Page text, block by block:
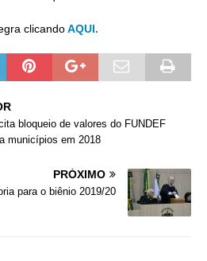
clicandoAQUI.
bloqueio de valores do FUNDEF
municípios em 2018
PRÓXIMO
para o biênio 2019/20